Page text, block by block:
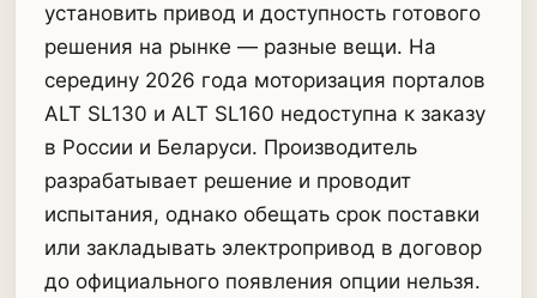
установить привод и доступность готового
решения на рынке — разные вещи. На
середину 2026 года моторизация порталов
ALT SL130 и ALT SL160 недоступна к заказу
в России и Беларуси. Производитель
разрабатывает решение и проводит
испытания, однако обещать срок поставки
или закладывать электропривод в договор
до официального появления опции нельзя.